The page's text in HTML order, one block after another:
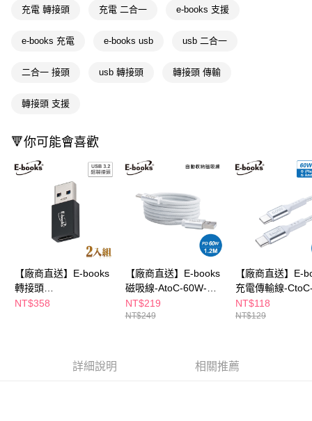
AFTEE先享後付是「在收到商品之後才付款」的支付方式。 讓您購物簡單
１．簡單：不需註冊會員、不需綁卡、不需儲值。
２．便利：只要手機號碼，簡訊認證，即可結帳。
１．於結帳方式選擇「AFTEE先享後付」後，將跳轉至「AFTEE先享後付」
結帳頁面，進行簡訊認證並確認金額後，即可完成結帳。
３．收到繳費通知簡訊後14天內，點擊此簡訊中的連結，可透過四大超商／
ATM／網路銀行／等多元方式進行付款，方視為交易完成。
※ 請注意：結帳手續完成當下不需立刻繳費，但若您需要取消訂單，請聯絡
購買商品的店家。未經商家同意取消之訂單仍視為有效，需透過AFTEE先享
後付繳納相關費用。
※ 交易是否成功請以「AFTEE先享後付 」之結帳頁面顯示為準，若有關於
是否繳費成功／繳費後需取消欲退款等相關疑問，請聯繫「AFTEE先享後付
客戶支援中心」
https://netprotections.freshdesk.com/support/home
１．透過由恩沛科技股份有限公司提供之「AFTEE先享後付」服務完成之交
易，需依本服務之必要範圍內提供個人資料，並將交易相關給付款項請求債
權轉讓予恩沛科技股份有限公司。
２．關於個人資料處理事宜，請瀏覽以下網址：
４．使用「AFTEE先享後付」時，將依據個別帳號之用戶狀況，依本公司即
時審查核予不同之上限額度；若仍有額度不足之情形，本公司將視審查結果
運送方式
宅配(廠商直送🚚)
每筆NT$300
充電 轉接頭 充電 二合一 e-books 支援
e-books 充電 e-books usb usb 二合一
二合一 接頭 usb 轉接頭 轉接頭 傳輸
轉接頭 支援
🔻你可能會喜歡
【廠商直送】E-books
轉接頭
TypeCtoUSB3.2-2入-
NT$358
【廠商直送】E-books
磁吸線-AtoC-60W-
1.2m-XA46
NT$219
NT$249
【廠商直送】E-
充電傳輸線-
60W-20cm-XA69
NT$118
NT$129
詳細說明 相關推薦